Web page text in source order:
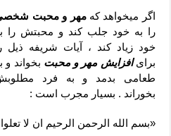
اگر میخواهد کهمهر و محبت
را به خود جلب کند و محبتش را
خود زیاد کند ، آیات شریفه ذیل
برایافزایش مهر و محبت بخواند و
طعامی بدمد و به فرد
بخوراند . بسیار مجرب است :
«بسم الله الرحمن الرحیم ان لا